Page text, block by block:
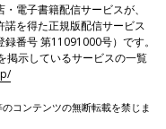
電子書籍配信サービスが、
を得た正規版配信サービス
番号 第11091000号）です。
掲示しているサービスの一覧
コンテンツの無断転載を禁じま